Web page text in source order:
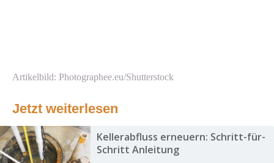
Artikelbild: Photographee.eu/Shutterstock
Jetzt weiterlesen
Kellerabfluss erneuern: Schritt-für-
Schritt Anleitung